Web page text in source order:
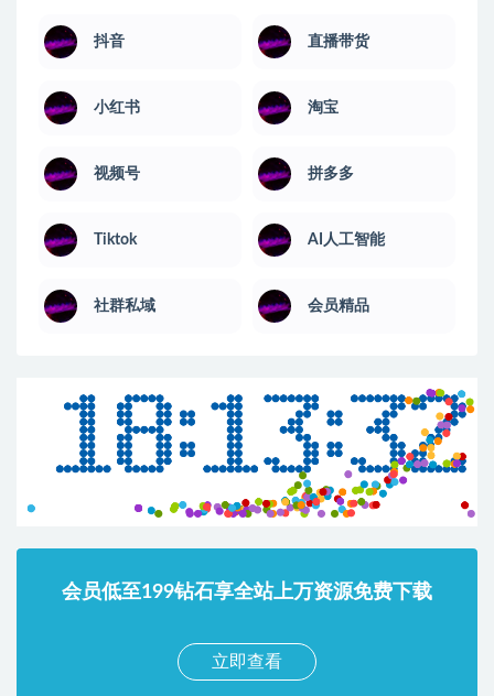
抖音 直播带货
小红书 淘宝
视频号 拼多多
Tiktok AI人工智能
社群私域 会员精品
会员低至199钻石享全站上万资源免费下载
立即查看